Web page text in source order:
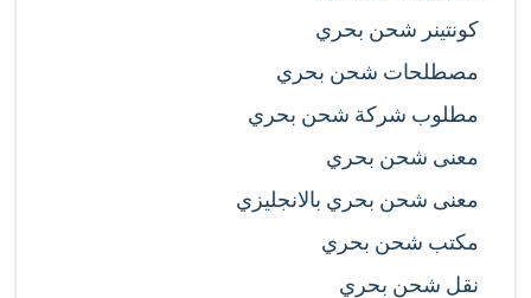
كونتينر شحن بحري
مصطلحات شحن بحري
مطلوب شركة شحن بحري
معنى شحن بحري
معنى شحن بحري بالانجليزي
مكتب شحن بحري
نقل شحن بحري